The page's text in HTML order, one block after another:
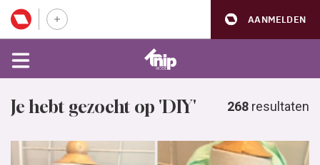
AANMELDEN
Je hebt gezocht op 'DIY' 268 resultaten